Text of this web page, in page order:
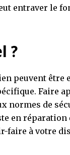
entraver le
?
peuvent être
Faire
normes de
en
faire à votre